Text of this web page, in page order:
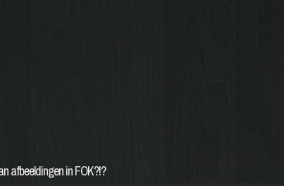
afbeeldingen in FOK?!?